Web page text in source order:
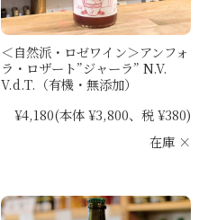
＜自然派・ロゼワイン＞アンフォ
ラ・ロザート”ジャーラ” N.V.
V.d.T.（有機・無添加）
¥4,180(本体 ¥3,800、税 ¥380)
在庫 ×